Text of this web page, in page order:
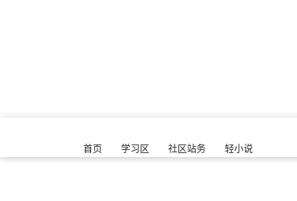
首页 学习区 社区站务 轻小说